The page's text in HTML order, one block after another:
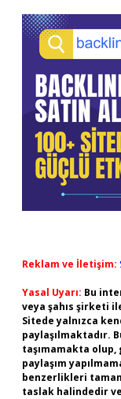
Reklam ve İletişim:
Yasal Uyarı: Bu
veya şahıs şirketi
Sitede yalnızca
paylaşılmaktadır.
taşımamakta
paylaşım
benzerlikleri
taslak halindedir